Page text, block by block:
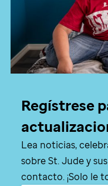
Regístrese
Lea noticias,
sobreSt. Judey
contacto. ¡Solo le